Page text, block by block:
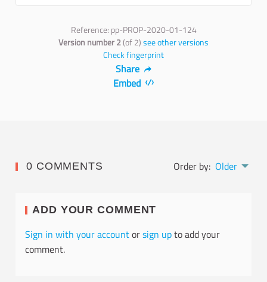
Reference: pp-PROP-2020-01-124
Version number 2(of 2)see other versions
Check fingerprint
Share
Embed
0 COMMENTS Order by: Older
ADD YOUR COMMENT
Sign in with your accountorsign upto add your
comment.